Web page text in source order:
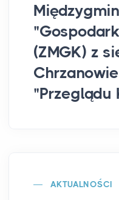
(ZMGK) z
"Przeglądu
AKTUALNOŚCI